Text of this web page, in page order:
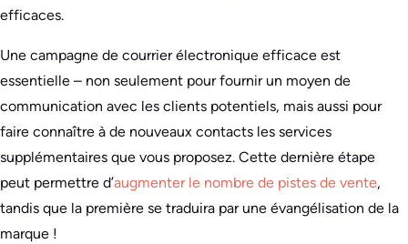
efficaces.
Une campagne de courrier électronique efficace est
essentielle – non seulement pour fournir un moyen de
communication avec les clients potentiels, mais aussi pour
faire connaître à de nouveaux contacts les services
supplémentaires que vous proposez. Cette dernière étape
peut permettre d’augmenter le nombre de pistes de vente,
tandis que la première se traduira par une évangélisation de la
marque !